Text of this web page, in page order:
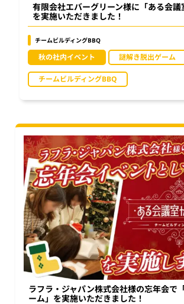
有限会社エバーグリーン様に「ある会議
を実施いただきました！
チームビルディングBBQ
秋の社内イベント 謎解き脱出ゲーム
チームビルディングBBQ
ラフラ・ジャパン株式会社様の忘年会で
ーム」を実施いただきました！